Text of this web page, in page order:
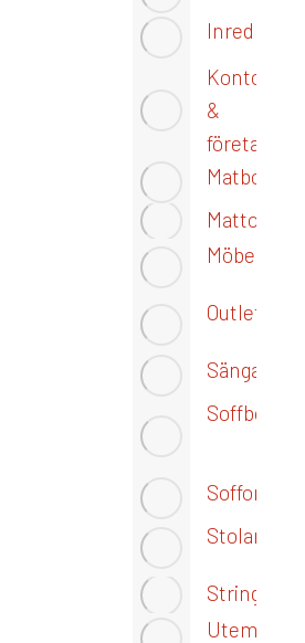
Inredning
Kontoret
&
företaget
Matbord
Mattor
Möbelvård
Outlet
Sängar
Soffbord
Soffor
Stolar
Stringhyllan
Utemöbler